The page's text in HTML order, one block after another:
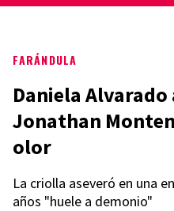
FARÁNDULA
Daniela
Jonathan
olor
La criolla aseveró en una
años "huele a demonio"